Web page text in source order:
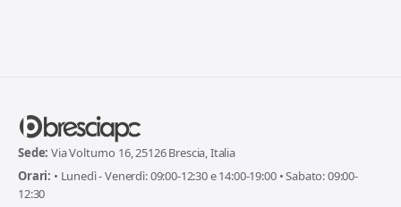
Sede: Via Volturno 16, 25126 Brescia, Italia
Orari: • Lunedì - Venerdì: 09:00-12:30 e 14:00-19:00 • Sabato: 09:00-
12:30